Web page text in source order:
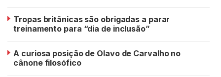
Tropas britânicas são obrigadas a parar
treinamento para “dia de inclusão”
A curiosa posição de Olavo de Carvalho no
cânone filosófico